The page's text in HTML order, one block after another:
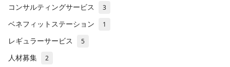
コンサルティングサービス 3
ベネフィットステーション 1
レギュラーサービス 5
人材募集 2